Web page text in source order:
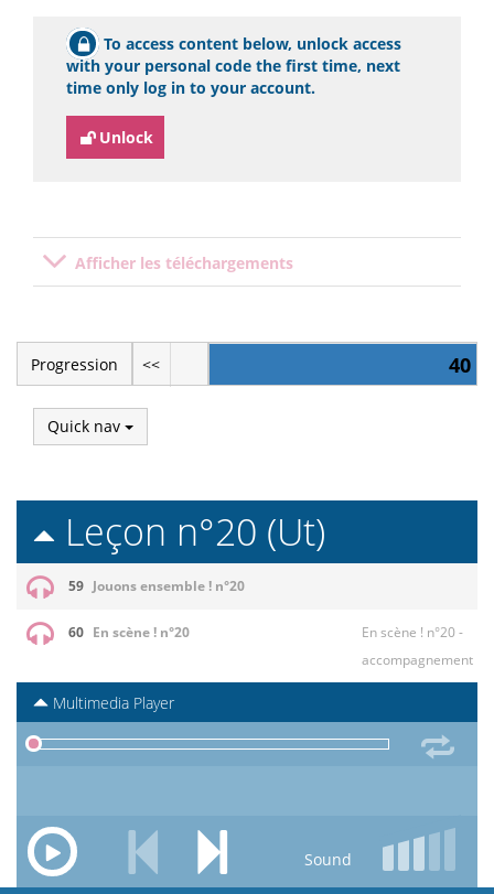
To access content below, unlock access
with your personal code the first time, next
time only log in to your account.
Unlock
Afficher les téléchargements
Progression << 40
Quick nav
Leçon n°20 (Ut)
59 Jouons ensemble ! n°20
60 En scène ! n°20
En scène ! n°20 -
accompagnement
Multimedia Player
Sound